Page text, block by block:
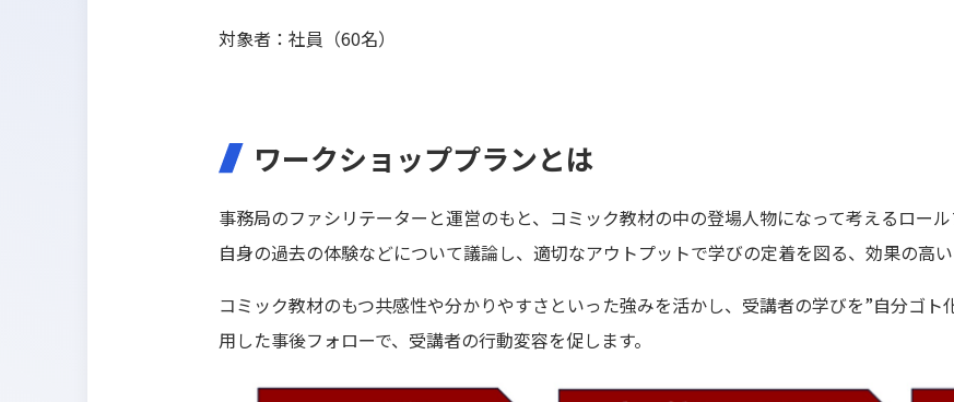
対象者：社員（60名）
ワークショッププランとは
事務局のファシリテーターと運営のもと、コミック教材の中の登場人物になって考えるロー
自身の過去の体験などについて議論し、適切なアウトプットで学びの定着を図る、効果の高い
コミック教材のもつ共感性や分かりやすさといった強みを活かし、受講者の学びを”自分ゴ
用した事後フォローで、受講者の行動変容を促します。